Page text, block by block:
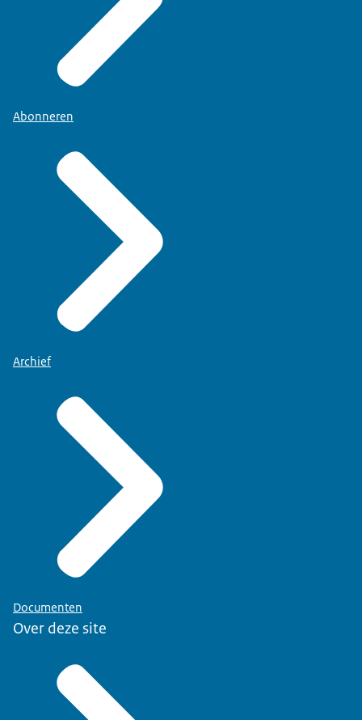
Abonneren
Archief
Documenten
Over deze site